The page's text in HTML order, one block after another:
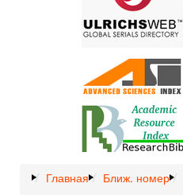
Главная Ближ. номер